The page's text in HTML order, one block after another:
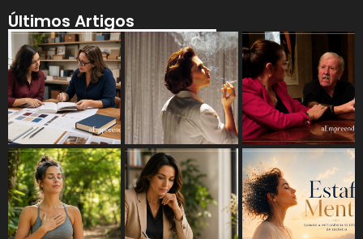
Últimos Artigos